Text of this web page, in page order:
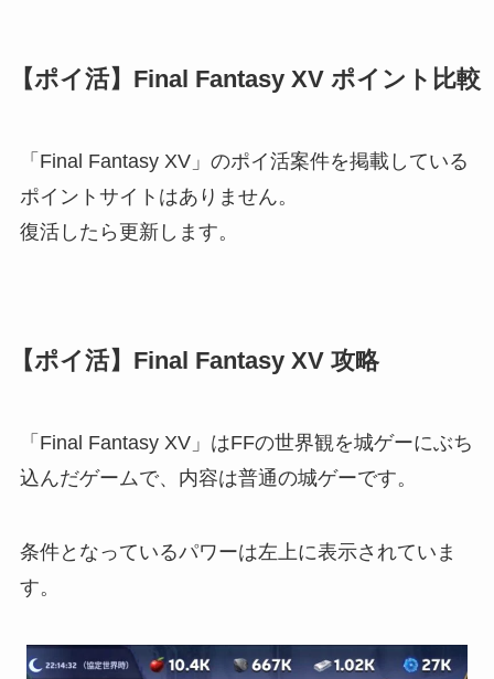
【ポイ活】Final Fantasy XV ポイント比較
「Final Fantasy XV」のポイ活案件を掲載している
ポイントサイトはありません。
復活したら更新します。
【ポイ活】Final Fantasy XV 攻略
「Final Fantasy XV」はFFの世界観を城ゲーにぶち
込んだゲームで、内容は普通の城ゲーです。
条件となっているパワーは左上に表示されていま
す。